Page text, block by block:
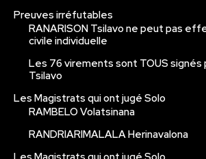
Preuves irréfutables
RANARISON Tsilavo ne peut pas
civile individuelle
Les 76 virements sont TOUS signés
Tsilavo
Les Magistrats qui ont jugé Solo
RAMBELO Volatsinana
RANDRIARIMALALA Herinavalona